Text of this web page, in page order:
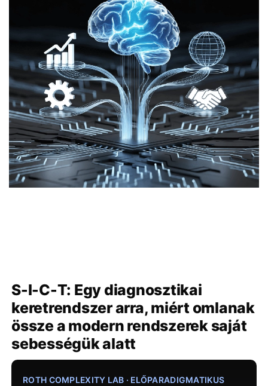
S-I-C-T: Egy diagnosztikai
keretrendszer arra, miért omlanak
össze a modern rendszerek saját
sebességük alatt
ROTH COMPLEXITY LAB · ELŐPARADIGMATIKUS